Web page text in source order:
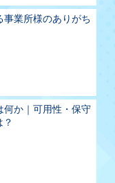
事業所様のありがち
何か｜可用性・保守